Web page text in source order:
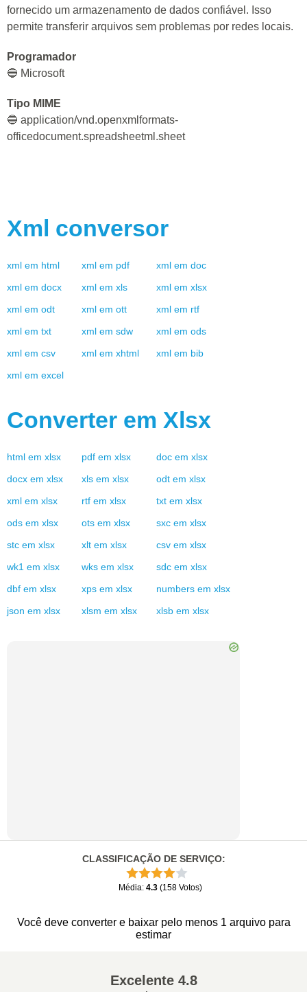
fornecido um armazenamento de dados confiável. Isso
permite transferir arquivos sem problemas por redes locais.
Programador
🔵 Microsoft
Tipo MIME
🔵 application/vnd.openxmlformats-
officedocument.spreadsheetml.sheet
Xml conversor
xml em html xml em pdf xml em doc
xml em docx xml em xls xml em xlsx
xml em odt xml em ott xml em rtf
xml em txt xml em sdw xml em ods
xml em csv xml em xhtml xml em bib
xml em excel
Converter em Xlsx
html em xlsx pdf em xlsx doc em xlsx
docx em xlsx xls em xlsx odt em xlsx
xml em xlsx rtf em xlsx txt em xlsx
ods em xlsx ots em xlsx sxc em xlsx
stc em xlsx xlt em xlsx csv em xlsx
wk1 em xlsx wks em xlsx sdc em xlsx
dbf em xlsx xps em xlsx numbers em xlsx
json em xlsx xlsm em xlsx xlsb em xlsx
CLASSIFICAÇÃO DE SERVIÇO:
Média: 4.3 (158 Votos)
Você deve converter e baixar pelo menos 1 arquivo para
estimar
Excelente4.8